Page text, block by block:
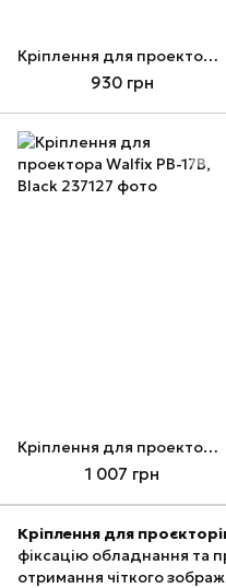
Кріплення для проектора Walfix PB-14W, White
930 грн
Кріплення для проектора Walfix PB-17B, Black
1 007 грн
Кріплення для
фіксацію обладнання та
отримання чіткого